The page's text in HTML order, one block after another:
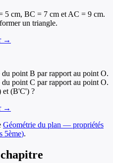
5 cm, BC = 7 cm et AC = 9 cm.
un triangle.
→
point B par rapport au point O.
point C par rapport au point O.
et (B'C') ?
→
Géométrie du plan — propriétés
5ème).